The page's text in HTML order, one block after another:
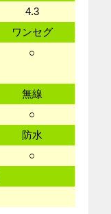
4.3
ワンセグ
○
無線
○
防水
○